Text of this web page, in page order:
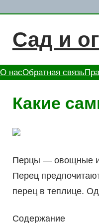
содержимому
Сад и
О насОбратная связь
Какие
Перцы — овощные
Перец
перец в теплице.
Содержание